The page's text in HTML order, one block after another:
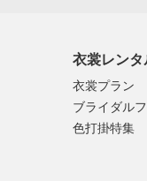
衣裳レンタ
衣裳プラン
ブライダル
色打掛特集